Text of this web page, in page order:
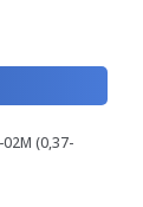
(0,37-